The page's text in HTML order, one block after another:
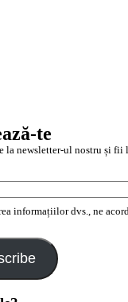
te
la newsletter-ul nostru și fii
informațiilor dvs., ne